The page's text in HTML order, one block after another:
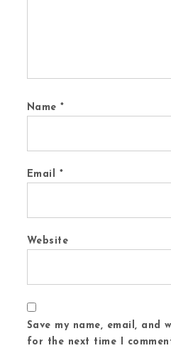
Name*
Email *
Website
Save my name, email, and
for the next time I